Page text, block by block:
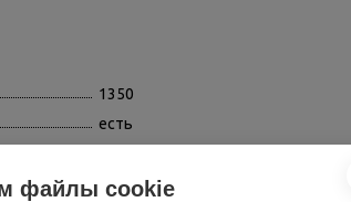
1350
есть
есть, с подсветкой
файлы cookie